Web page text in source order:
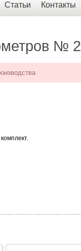
Статьи Контакты
№ 2